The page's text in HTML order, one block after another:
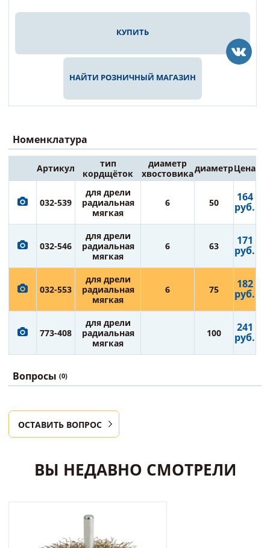
КУПИТЬ
НАЙТИ РОЗНИЧНЫЙ МАГАЗИН
Номенклатура
Артикул
тип
кордщёток
диаметр
хвостовикадиаметрЦена
032-539
для дрели
радиальная
мягкая
6 50 164
руб.
032-546
для дрели
радиальная
мягкая
6 63 171
руб.
032-553
для дрели
радиальная
мягкая
6 75 182
руб.
773-408
для дрели
радиальная
мягкая
100 241
руб.
Вопросы (0)
ОСТАВИТЬ ВОПРОС
ВЫ НЕДАВНО СМОТРЕЛИ